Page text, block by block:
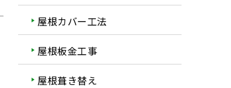
屋根カバー工法
屋根板金工事
屋根葺き替え